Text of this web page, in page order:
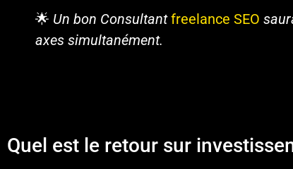
🌟 Un bon Consultantfreelance SEO
axes simultanément.
Quel est le retour sur